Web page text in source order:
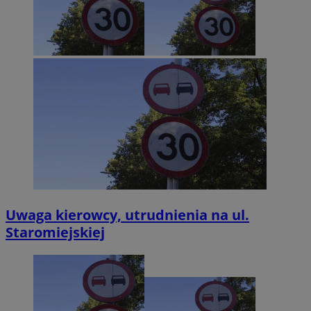
Uwaga kierowcy, utrudnienia na ul.
Staromiejskiej